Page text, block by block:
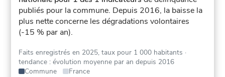
publiés pour la commune. Depuis 2016, la baisse la
plus nette concerne les dégradations volontaires
(-15 % par an).
Faits enregistrés en 2025, taux pour 1 000 habitants ·
tendance : évolution moyenne par an depuis 2016
Commune
France